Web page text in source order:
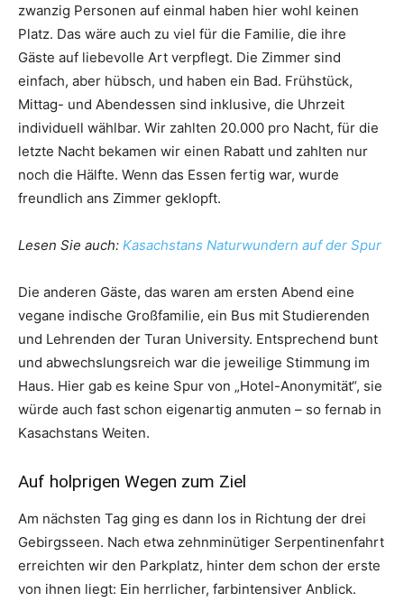
zwanzig Personen auf einmal haben hier wohl keinen
Platz. Das wäre auch zu viel für die Familie, die ihre
Gäste auf liebevolle Art verpflegt. Die Zimmer sind
einfach, aber hübsch, und haben ein Bad. Frühstück,
Mittag- und Abendessen sind inklusive, die Uhrzeit
individuell wählbar. Wir zahlten 20.000 pro Nacht, für die
letzte Nacht bekamen wir einen Rabatt und zahlten nur
noch die Hälfte. Wenn das Essen fertig war, wurde
freundlich ans Zimmer geklopft.
Lesen Sie auch: Kasachstans Naturwundern auf der Spur
Die anderen Gäste, das waren am ersten Abend eine
vegane indische Großfamilie, ein Bus mit Studierenden
und Lehrenden der Turan University. Entsprechend bunt
und abwechslungsreich war die jeweilige Stimmung im
Haus. Hier gab es keine Spur von „Hotel-Anonymität“, sie
würde auch fast schon eigenartig anmuten – so fernab in
Kasachstans Weiten.
Auf holprigen Wegen zum Ziel
Am nächsten Tag ging es dann los in Richtung der drei
Gebirgsseen. Nach etwa zehnminütiger Serpentinenfahrt
erreichten wir den Parkplatz, hinter dem schon der erste
von ihnen liegt: Ein herrlicher, farbintensiver Anblick.